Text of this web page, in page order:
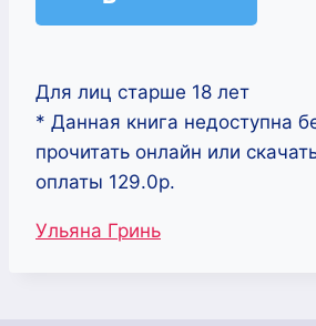
Для лиц старше 18 лет
* Данная книга недоступна
прочитать онлайн или
оплаты 129.0р.
Метки
Ульяна Гринь